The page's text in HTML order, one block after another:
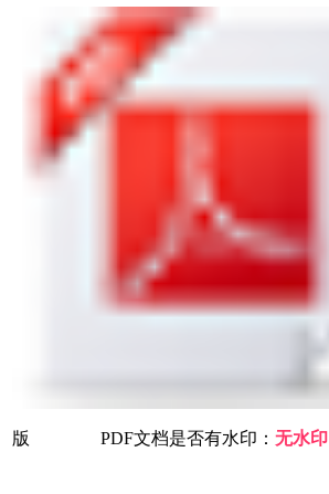
版 PDF文档是否有水印：无水印